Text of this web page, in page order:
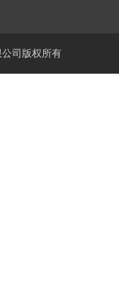
司版权所有